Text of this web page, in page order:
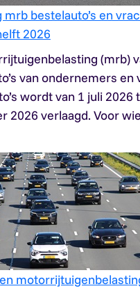
mrb bestelauto’s en
2026
(mrb)
van ondernemers en
wordt van 1 juli 2026
2026 verlaagd. Voor